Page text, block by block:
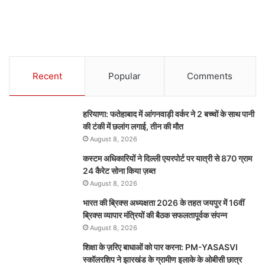
Recent Popular Comments
हरियाणा: फतेहाबाद में आंगनवाड़ी वर्कर ने 2 बच्चों के साथ पानी
की टंकी में छलांग लगाई, तीन की मौत
August 8, 2026
कस्टम अधिकारियों ने दिल्ली एयरपोर्ट पर यात्री से 870 ग्राम
24 कैरेट सोना किया ज़ब्त
August 8, 2026
भारत की ब्रिक्‍स अध्यक्षता 2026 के तहत जयपुर में 16वीं
ब्रिक्‍स व्यापार मंत्रियों की बैठक सफलतापूर्वक संपन्न
August 8, 2026
शिक्षा के ज़रिए बाधाओं को पार करना: PM-YASASVI
स्कॉलरशिप ने झारखंड के ग्रामीण इलाके के ओबीसी छात्र